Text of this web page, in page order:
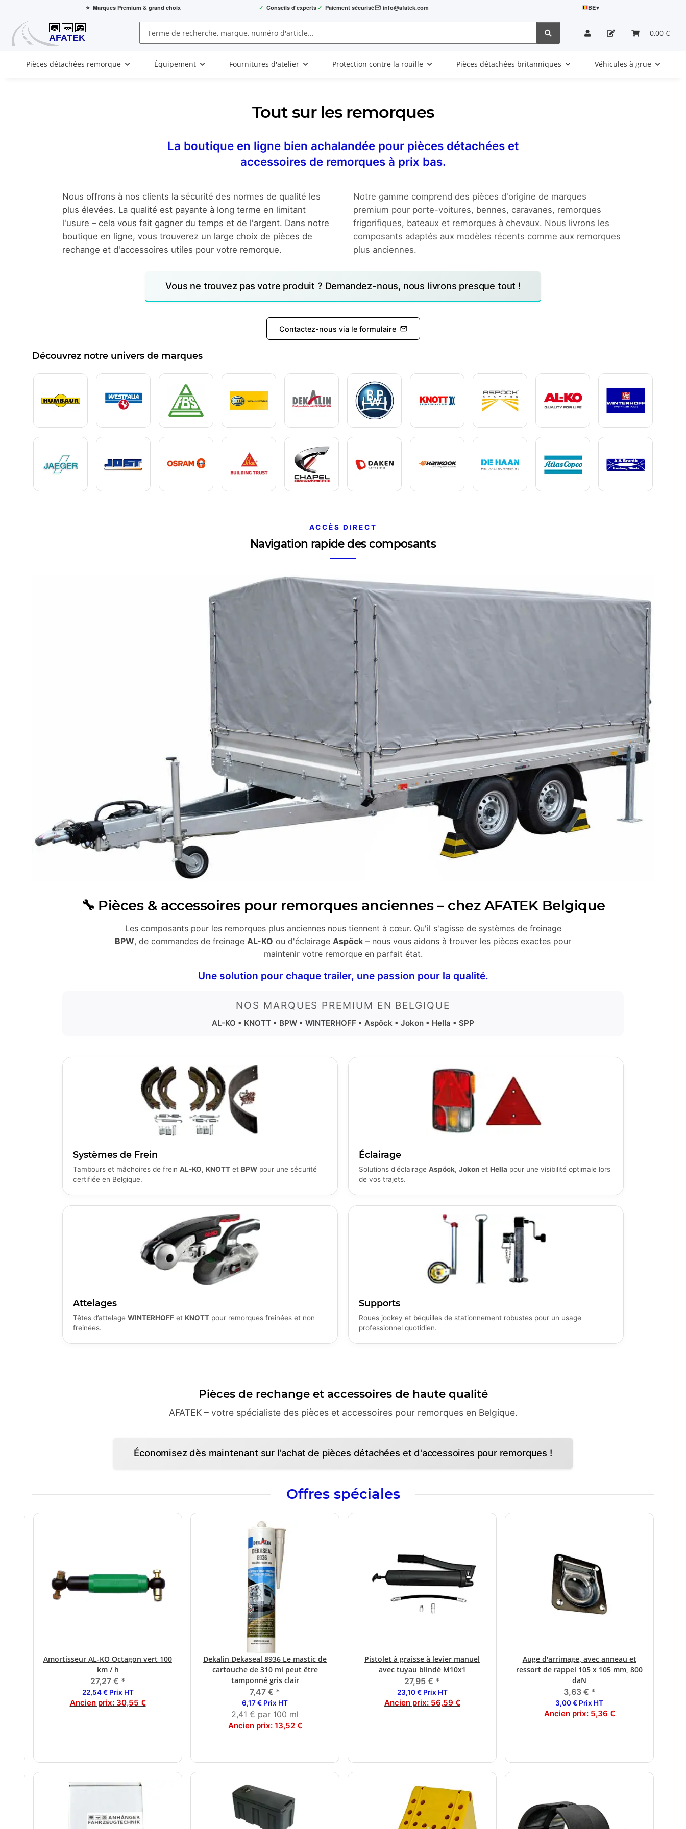
⭐ Marques Premium & grand choix ✓ Conseils d'experts ✓ Paiement sécurisé info@afatek.com BE▾
0,00 €
Pièces détachées remorque Équipement Fournitures d'atelier Protection contre la rouille Pièces détachées britanniques Véhicules à grue
Tout sur les remorques
La boutique en ligne bien achalandée pour pièces détachées et
accessoires de remorques à prix bas.
Nous offrons à nos clients la sécurité des normes de qualité les
plus élevées. La qualité est payante à long terme en limitant
l'usure – cela vous fait gagner du temps et de l'argent. Dans notre
boutique en ligne, vous trouverez un large choix de pièces de
rechange et d'accessoires utiles pour votre remorque.
Notre gamme comprend des pièces d'origine de marques
premium pour porte-voitures, bennes, caravanes, remorques
frigorifiques, bateaux et remorques à chevaux. Nous livrons les
composants adaptés aux modèles récents comme aux remorques
plus anciennes.
Vous ne trouvez pas votre produit ? Demandez-nous, nous livrons presque tout !
Contactez-nous via le formulaire
Découvrez notre univers de marques
ACCÈS DIRECT
Navigation rapide des composants
🔧 Pièces & accessoires pour remorques anciennes – chez AFATEK Belgique
Les composants pour les remorques plus anciennes nous tiennent à cœur. Qu'il s'agisse de systèmes de freinage
BPW, de commandes de freinage AL-KO ou d'éclairage Aspöck – nous vous aidons à trouver les pièces exactes pour
maintenir votre remorque en parfait état.
Une solution pour chaque trailer, une passion pour la qualité.
NOS MARQUES PREMIUM EN BELGIQUE
AL-KO • KNOTT • BPW • WINTERHOFF • Aspöck • Jokon • Hella • SPP
Systèmes de Frein
Tambours et mâchoires de frein AL-KO, KNOTT et BPW pour une sécurité
certifiée en Belgique.
Éclairage
Solutions d'éclairage Aspöck, Jokon et Hella pour une visibilité optimale lors
de vos trajets.
Attelages
Têtes d’attelage WINTERHOFF et KNOTT pour remorques freinées et non
freinées.
Supports
Roues jockey et béquilles de stationnement robustes pour un usage
professionnel quotidien.
Pièces de rechange et accessoires de haute qualité
AFATEK – votre spécialiste des pièces et accessoires pour remorques en Belgique.
Économisez dès maintenant sur l'achat de pièces détachées et d'accessoires pour remorques !
Offres spéciales
Amortisseur AL-KO Octagon vert 100
km / h
27,27 € *
22,54 € Prix HT
Ancien prix:30,55 €
Dekalin Dekaseal 8936 Le mastic de
cartouche de 310 ml peut être
tamponné gris clair
7,47 € *
6,17 € Prix HT
2,41 € par 100 ml
Ancien prix:13,52 €
Pistolet à graisse à levier manuel
avec tuyau blindé M10x1
27,95 € *
23,10 € Prix HT
Ancien prix:56,59 €
Auge d'arrimage, avec anneau et
ressort de rappel 105 x 105 mm, 800
daN
3,63 € *
3,00 € Prix HT
Ancien prix:5,36 €